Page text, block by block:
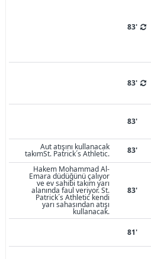
83'
83'
83'
Aut atışını kullanacak
takımSt. Patrick´s Athletic.
83'
Hakem Mohammad Al-
Emara düdüğünü çalıyor
ve ev sahibi takım yarı
alanında faul veriyor. St.
Patrick´s Athletic kendi
yarı sahasından atışı
kullanacak.
83'
81'